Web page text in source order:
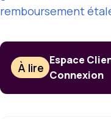
remboursement
À lire
Espace
Connexion